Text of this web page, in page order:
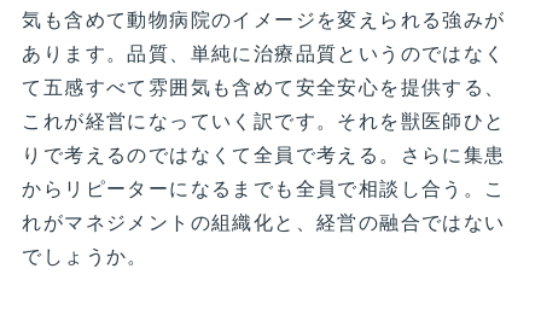
気も含めて動物病院のイメージを変えられる強みが
あります。品質、単純に治療品質というのではなく
て五感すべて雰囲気も含めて安全安心を提供する、
これが経営になっていく訳です。それを獣医師ひと
りで考えるのではなくて全員で考える。さらに集患
からリピーターになるまでも全員で相談し合う。こ
れがマネジメントの組織化と、経営の融合ではない
でしょうか。